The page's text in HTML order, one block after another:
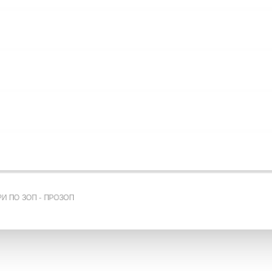
ПО ЗОП - ПРОЗОП